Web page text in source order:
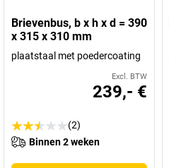
Brievenbus, b x h x d = 390
x 315 x 310 mm
plaatstaal met poedercoating
Excl. BTW
239,- €
(2)
Binnen 2 weken